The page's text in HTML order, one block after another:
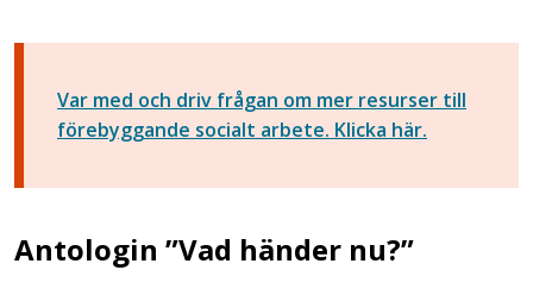
Var med och driv frågan om mer resurser till
förebyggande socialt arbete. Klicka här.
Antologin ”Vad händer nu?”